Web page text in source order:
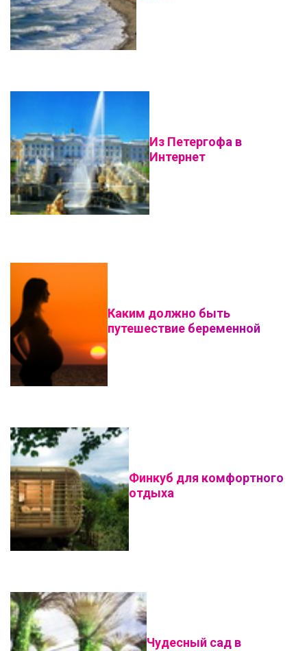
Из Петергофа в
Интернет
Каким должно быть
путешествие беременной
Финкуб для комфортного
отдыха
Чудесный сад в